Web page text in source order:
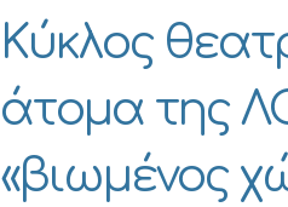
Κύκλος
άτομα της
«βιωμένος